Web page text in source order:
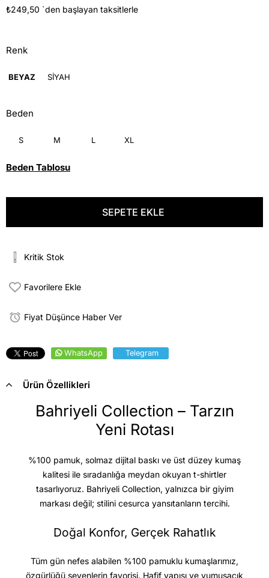
İndirim
₺249,50 `den başlayan taksitlerle
Renk
BEYAZ SİYAH
Beden
S M L XL
Beden Tablosu
Kritik Stok
Favorilere Ekle
Fiyat Düşünce Haber Ver
WhatsApp Telegram
Ürün Özellikleri
Bahriyeli Collection – Tarzın
Yeni Rotası
%100 pamuk, solmaz dijital baskı ve üst düzey kumaş
kalitesi ile sıradanlığa meydan okuyan t-shirtler
tasarlıyoruz. Bahriyeli Collection, yalnızca bir giyim
markası değil; stilini cesurca yansıtanların tercihi.
Doğal Konfor, Gerçek Rahatlık
Tüm gün nefes alabilen %100 pamuklu kumaşlarımız,
özgürlüğü sevenlerin favorisi. Hafif yapısı ve yumuşacık